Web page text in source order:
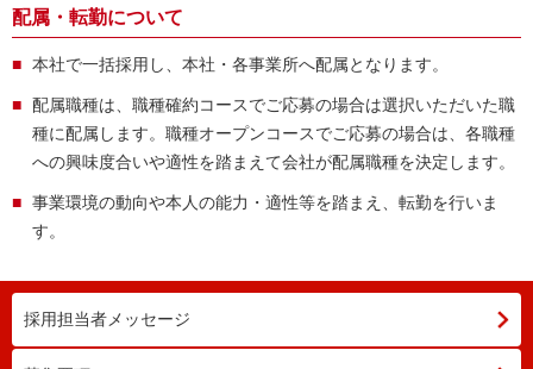
配属・転勤について
本社で一括採用し、本社・各事業所へ配属となります。
配属職種は、職種確約コースでご応募の場合は選択いただいた職
種に配属します。職種オープンコースでご応募の場合は、各職種
への興味度合いや適性を踏まえて会社が配属職種を決定します。
事業環境の動向や本人の能力・適性等を踏まえ、転勤を行いま
す。
採用担当者メッセージ